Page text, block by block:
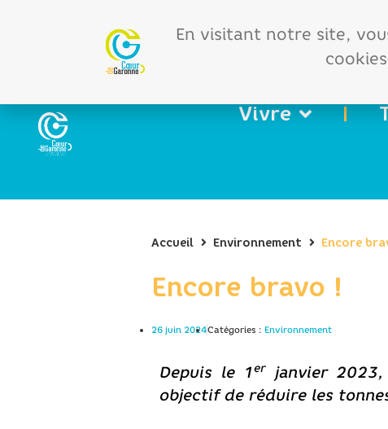
Vivre
Accueil Environnement Encore
Encore bravo !
26 juin 2024Catégories : Environnement
Depuis le 1er
janvier
objectif de réduire les
En visitant notre site,